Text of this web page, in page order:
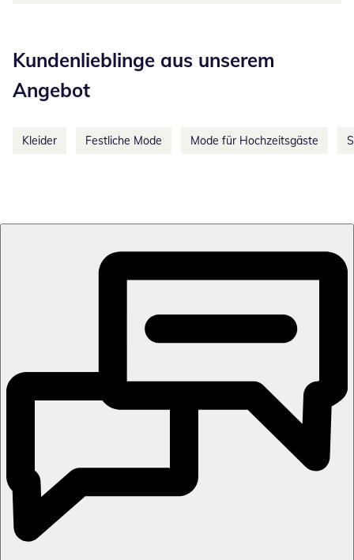
Kundenlieblinge aus unserem
Angebot
Kleider Festliche Mode Mode für Hochzeitsgäste